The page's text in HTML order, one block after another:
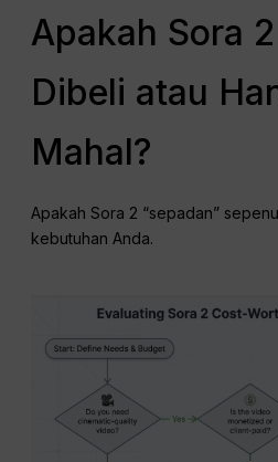
Apakah Sora
Dibeli atau
Mahal?
Apakah Sora 2 “sepadan”
kebutuhan Anda.